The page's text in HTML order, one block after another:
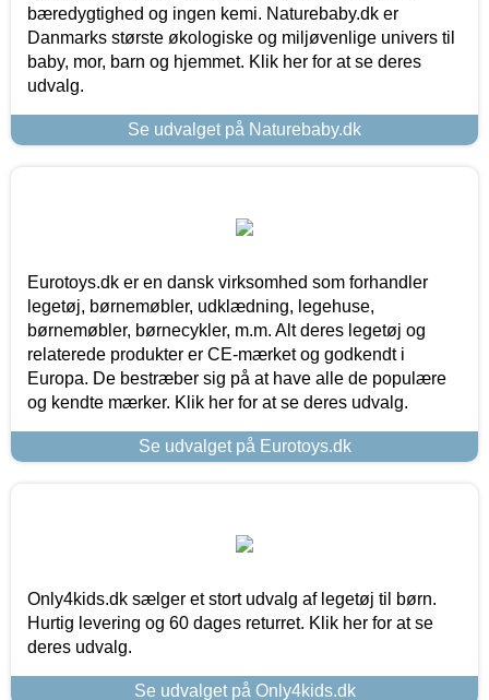
bæredygtighed og ingen kemi. Naturebaby.dk er
Danmarks største økologiske og miljøvenlige univers til
baby, mor, barn og hjemmet. Klik her for at se deres
udvalg.
Se udvalget på Naturebaby.dk
Eurotoys.dk er en dansk virksomhed som forhandler
legetøj, børnemøbler, udklædning, legehuse,
børnemøbler, børnecykler, m.m. Alt deres legetøj og
relaterede produkter er CE-mærket og godkendt i
Europa. De bestræber sig på at have alle de populære
og kendte mærker. Klik her for at se deres udvalg.
Se udvalget på Eurotoys.dk
Only4kids.dk sælger et stort udvalg af legetøj til børn.
Hurtig levering og 60 dages returret. Klik her for at se
deres udvalg.
Se udvalget på Only4kids.dk